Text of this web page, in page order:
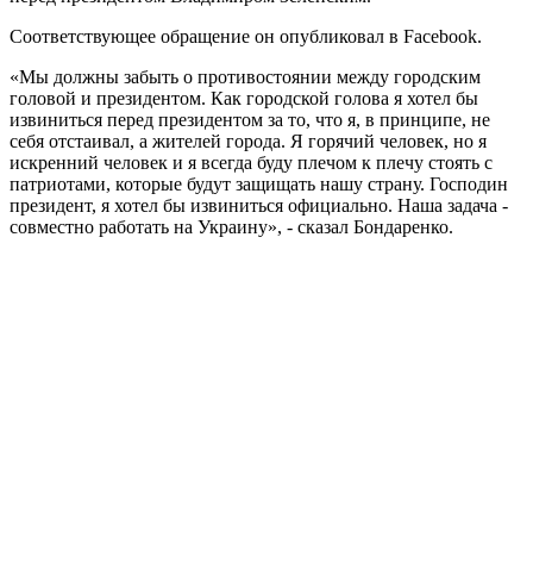
Соответствующее обращение он опубликовал в Facebook.
«Мы должны забыть о противостоянии между городским
головой и президентом. Как городской голова я хотел бы
извиниться перед президентом за то, что я, в принципе, не
себя отстаивал, а жителей города. Я горячий человек, но я
искренний человек и я всегда буду плечом к плечу стоять с
патриотами, которые будут защищать нашу страну. Господин
президент, я хотел бы извиниться официально. Наша задача -
совместно работать на Украину», - сказал Бондаренко.